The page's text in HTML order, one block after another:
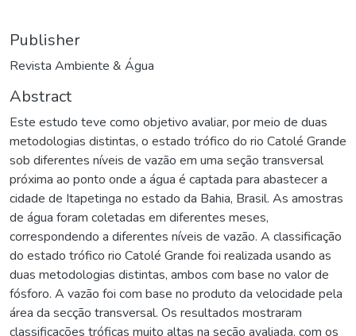
Publisher
Revista Ambiente & Água
Abstract
Este estudo teve como objetivo avaliar, por meio de duas
metodologias distintas, o estado trófico do rio Catolé Grande
sob diferentes níveis de vazão em uma seção transversal
próxima ao ponto onde a água é captada para abastecer a
cidade de Itapetinga no estado da Bahia, Brasil. As amostras
de água foram coletadas em diferentes meses,
correspondendo a diferentes níveis de vazão. A classificação
do estado trófico rio Catolé Grande foi realizada usando as
duas metodologias distintas, ambos com base no valor de
fósforo. A vazão foi com base no produto da velocidade pela
área da secção transversal. Os resultados mostraram
classificações tróficas muito altas na seção avaliada, com os